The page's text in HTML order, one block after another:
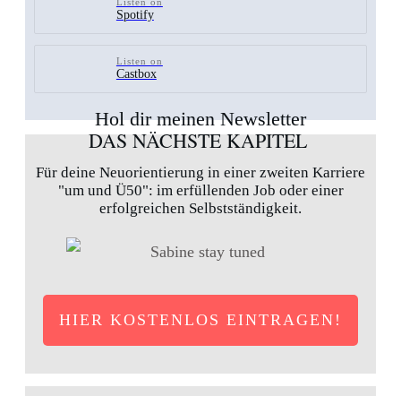
Spotify
Listen on
Castbox
Hol dir meinen Newsletter
DAS NÄCHSTE KAPITEL
Für deine Neuorientierung in einer zweiten Karriere
"um und Ü50": im erfüllenden Job oder einer
erfolgreichen Selbstständigkeit.
HIER KOSTENLOS EINTRAGEN!